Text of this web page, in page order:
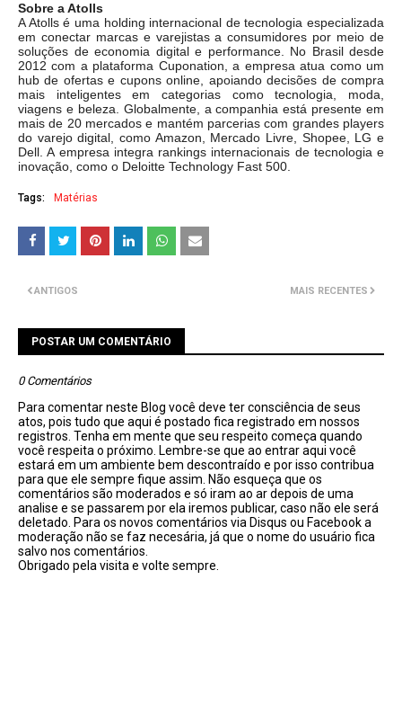
Sobre a Atolls
A Atolls é uma holding internacional de tecnologia especializada
em conectar marcas e varejistas a consumidores por meio de
soluções de economia digital e performance. No Brasil desde
2012 com a plataforma Cuponation, a empresa atua como um
hub de ofertas e cupons online, apoiando decisões de compra
mais inteligentes em categorias como tecnologia, moda,
viagens e beleza. Globalmente, a companhia está presente em
mais de 20 mercados e mantém parcerias com grandes players
do varejo digital, como Amazon, Mercado Livre, Shopee, LG e
Dell. A empresa integra rankings internacionais de tecnologia e
inovação, como o Deloitte Technology Fast 500.
Tags: Matérias
MAIS RECENTES
ANTIGOS
POSTAR UM COMENTÁRIO
0 Comentários
Para comentar neste Blog você deve ter consciência de seus
atos, pois tudo que aqui é postado fica registrado em nossos
registros. Tenha em mente que seu respeito começa quando
você respeita o próximo. Lembre-se que ao entrar aqui você
estará em um ambiente bem descontraído e por isso contribua
para que ele sempre fique assim. Não esqueça que os
comentários são moderados e só iram ao ar depois de uma
analise e se passarem por ela iremos publicar, caso não ele será
deletado. Para os novos comentários via Disqus ou Facebook a
moderação não se faz necesária, já que o nome do usuário fica
salvo nos comentários.
Obrigado pela visita e volte sempre.